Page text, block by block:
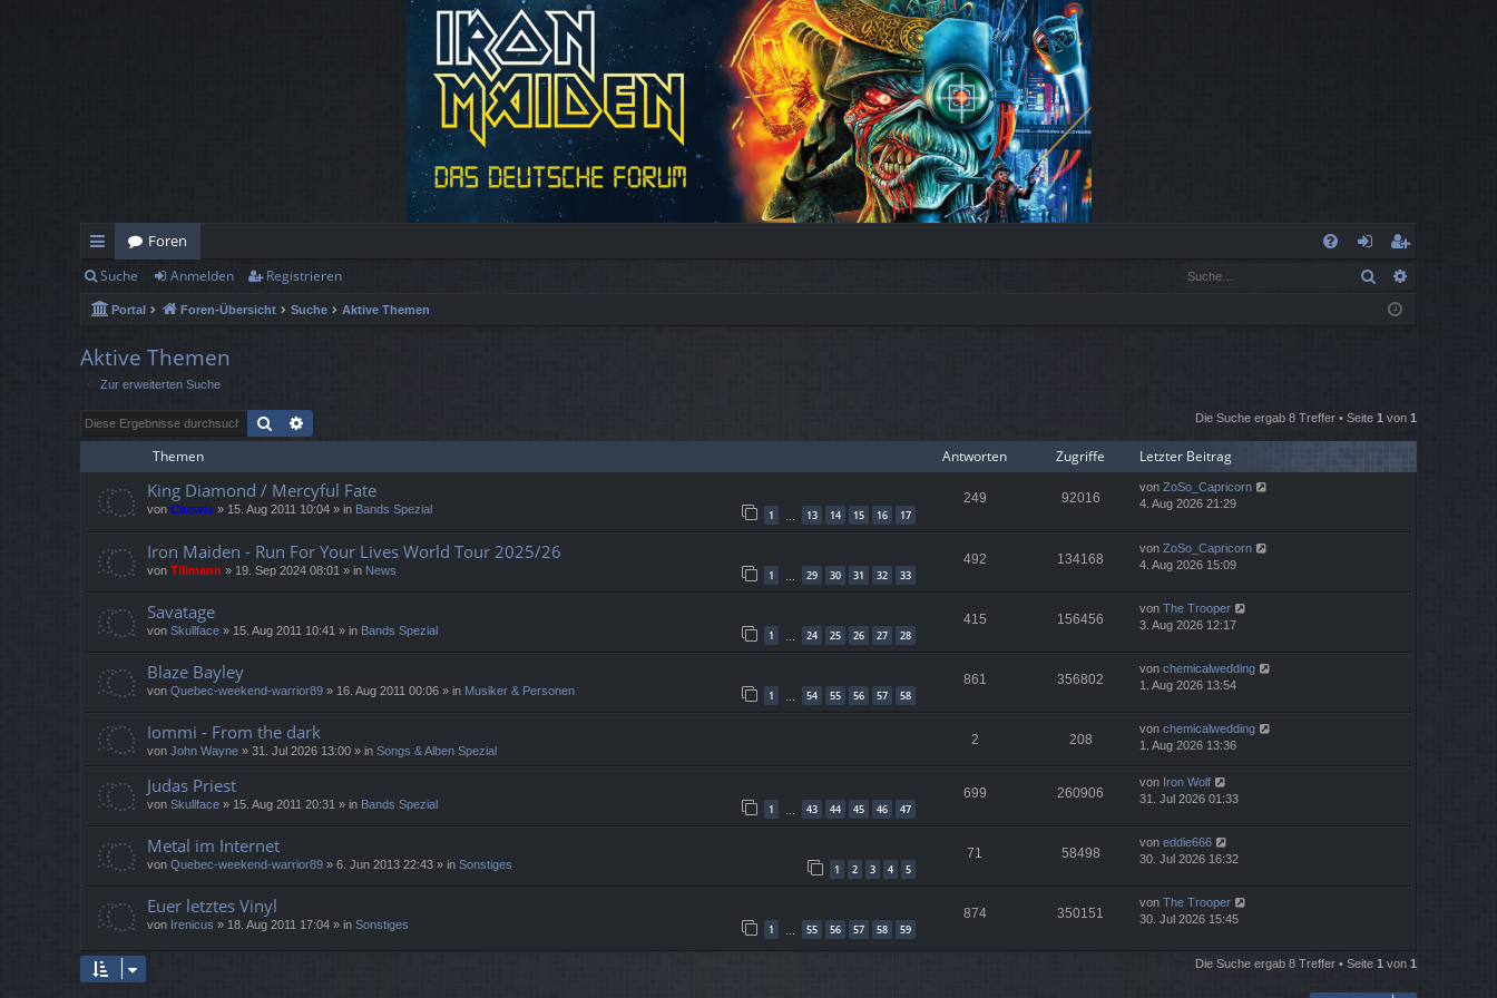
ch
ne
llz
ug
rif
Foren
n
n
eg
ist
n
Suche Anmelden Registrieren Suche
Portal Foren-Übersicht Suche Aktive Themen
Aktive Themen
Zur erweiterten Suche
Suche Die Suche ergab 8 Treffer • Seite 1 von 1
Themen Antworten Zugriffe Letzter Beitrag
King Diamond / Mercyful Fate
von Chewie » 15. Aug 2011 10:04 » in Bands Spezial 1 13 14 15 16 17
249 92016
von ZoSo_Capricorn
4. Aug 2026 21:29
Iron Maiden - Run For Your Lives World Tour 2025/26
von Tillmann » 19. Sep 2024 08:01 » in News 1 29 30 31 32 33
492 134168
von ZoSo_Capricorn
4. Aug 2026 15:09
Savatage
von Skullface » 15. Aug 2011 10:41 » in Bands Spezial 1 24 25 26 27 28
415 156456
von The Trooper
3. Aug 2026 12:17
Blaze Bayley
von Quebec-weekend-warrior89 » 16. Aug 2011 00:06 » in Musiker & Personen 1 54 55 56 57 58
861 356802
von chemicalwedding
1. Aug 2026 13:54
Iommi - From the dark
von John Wayne » 31. Jul 2026 13:00 » in Songs & Alben Spezial
2 208
von chemicalwedding
1. Aug 2026 13:36
Judas Priest
von Skullface » 15. Aug 2011 20:31 » in Bands Spezial 1 43 44 45 46 47
699 260906
von Iron Wolf
31. Jul 2026 01:33
Metal im Internet
von Quebec-weekend-warrior89 » 6. Jun 2013 22:43 » in Sonstiges 1 2 3 4 5
71 58498
von eddie666
30. Jul 2026 16:32
Euer letztes Vinyl
von Irenicus » 18. Aug 2011 17:04 » in Sonstiges 1 … 55 56 57 58 59
874 350151
von The Trooper
30. Jul 2026 15:45
Die Suche ergab 8 Treffer • Seite 1 von 1